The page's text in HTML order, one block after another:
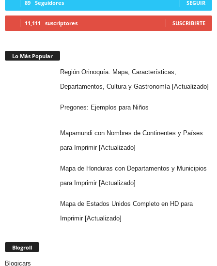
89 Seguidores SEGUIR
11,111 suscriptores SUSCRIBIRTE
Lo Más Popular
Región Orinoquía: Mapa, Características,
Departamentos, Cultura y Gastronomía [Actualizado]
Pregones: Ejemplos para Niños
Mapamundi con Nombres de Continentes y Países
para Imprimir [Actualizado]
Mapa de Honduras con Departamentos y Municipios
para Imprimir [Actualizado]
Mapa de Estados Unidos Completo en HD para
Imprimir [Actualizado]
Blogroll
Blogicars